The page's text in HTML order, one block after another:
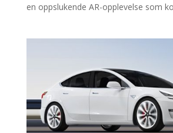
en oppslukende AR-opplevelse som